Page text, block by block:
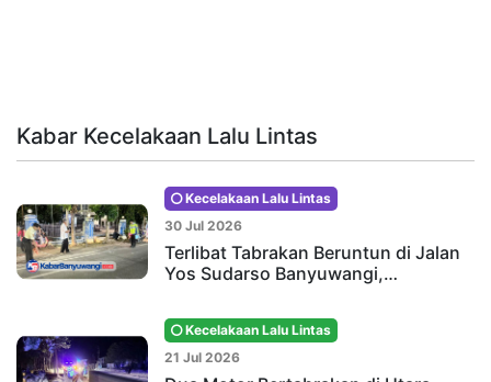
Kabar Kecelakaan Lalu Lintas
Kecelakaan Lalu Lintas
30 Jul 2026
Terlibat Tabrakan Beruntun di Jalan
Yos Sudarso Banyuwangi,…
Kecelakaan Lalu Lintas
21 Jul 2026